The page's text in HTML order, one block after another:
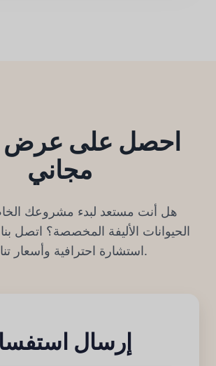
احصل على عرض
مجاني
هل أنت مستعد لبدء مشروعك
الحيوانات الأليفة المخصصة؟ اتصل
استشارة احترافية وأسعار تنافسية.
إرسال